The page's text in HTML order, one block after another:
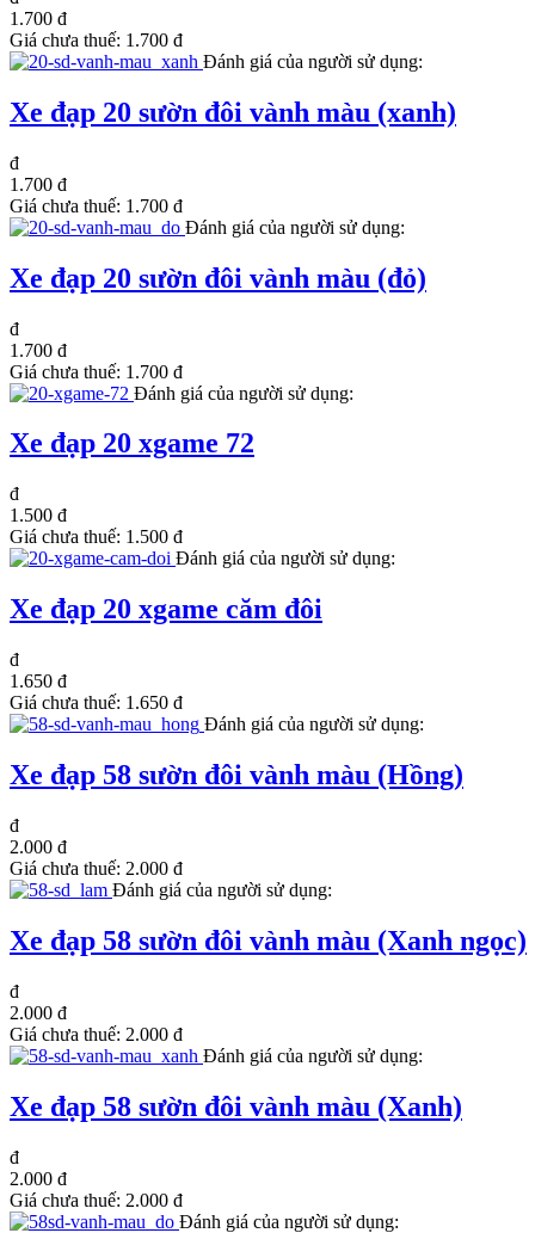
1.700 đ
Giá chưa thuế: 1.700 đ
Đánh giá của người sử dụng:
Xe đạp 20 sườn đôi vành màu (xanh)
đ
1.700 đ
Giá chưa thuế: 1.700 đ
Đánh giá của người sử dụng:
Xe đạp 20 sườn đôi vành màu (đỏ)
đ
1.700 đ
Giá chưa thuế: 1.700 đ
Đánh giá của người sử dụng:
Xe đạp 20 xgame 72
đ
1.500 đ
Giá chưa thuế: 1.500 đ
Đánh giá của người sử dụng:
Xe đạp 20 xgame căm đôi
đ
1.650 đ
Giá chưa thuế: 1.650 đ
Đánh giá của người sử dụng:
Xe đạp 58 sườn đôi vành màu (Hồng)
đ
2.000 đ
Giá chưa thuế: 2.000 đ
Đánh giá của người sử dụng:
Xe đạp 58 sườn đôi vành màu (Xanh ngọc)
đ
2.000 đ
Giá chưa thuế: 2.000 đ
Đánh giá của người sử dụng:
Xe đạp 58 sườn đôi vành màu (Xanh)
đ
2.000 đ
Giá chưa thuế: 2.000 đ
Đánh giá của người sử dụng: